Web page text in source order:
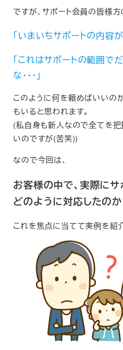
ですが、サポート会員の皆様方
「いまいちサポートの内容が
「これはサポートの範囲で
な・・・」
このように何を頼めばいいの
もいると思われます。
(私自身も新人なので全てを
いのですが(苦笑))
なので今回は、
お客様の中で、実際に
どのように対応したの
これを焦点に当てて実例を紹